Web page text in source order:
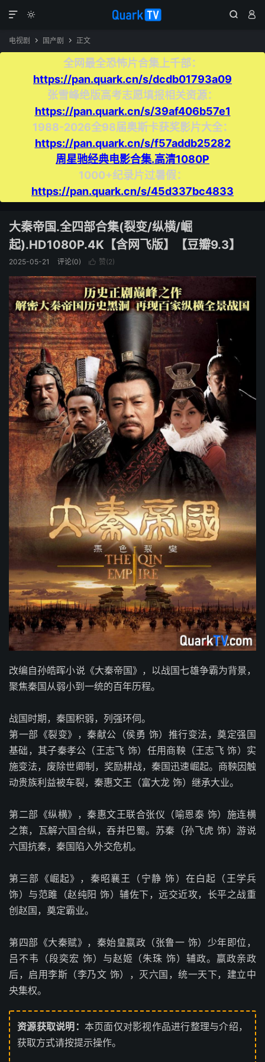
  

电视剧  国产剧  正文
全网最全恐怖片合集上千部：
https://pan.quark.cn/s/dcdb01793a09
张雪峰绝版高考志愿填报相关资源：
https://pan.quark.cn/s/39af406b57e1
1988-2026全98届奥斯卡获奖影片大全：
https://pan.quark.cn/s/f57addb25282
周星驰经典电影合集.高清1080P
1000+纪录片过暑假：
https://pan.quark.cn/s/45d337bc4833
大秦帝国.全四部合集(裂变/纵横/崛
起).HD1080P.4K【含网飞版】【豆瓣9.3】
2025-05-21 评论(0)  赞(2)
改编自孙皓晖小说《大秦帝国》，以战国七雄争霸为背景，
聚焦秦国从弱小到一统的百年历程。
战国时期，秦国积弱，列强环伺。
第一部《裂变》，秦献公（侯勇 饰）推行变法，奠定强国
基础，其子秦孝公（王志飞 饰）任用商鞅（王志飞 饰）实
施变法，废除世卿制，奖励耕战，秦国迅速崛起。商鞅因触
动贵族利益被车裂，秦惠文王（富大龙 饰）继承大业。
第二部《纵横》，秦惠文王联合张仪（喻恩泰 饰）施连横
之策，瓦解六国合纵，吞并巴蜀。苏秦（孙飞虎 饰）游说
六国抗秦，秦国陷入外交危机。
第三部《崛起》，秦昭襄王（宁静 饰）在白起（王学兵
饰）与范雎（赵纯阳 饰）辅佐下，远交近攻，长平之战重
创赵国，奠定霸业。
第四部《大秦赋》，秦始皇嬴政（张鲁一 饰）少年即位，
吕不韦（段奕宏 饰）与赵姬（朱珠 饰）辅政。嬴政亲政
后，启用李斯（李乃文 饰），灭六国，统一天下，建立中
央集权。
资源获取说明： 本页面仅对影视作品进行整理与介绍，
获取方式请按提示操作。